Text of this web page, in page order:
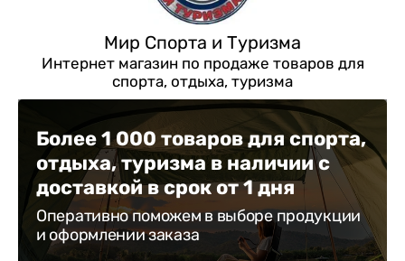
Мир Спорта и Туризма
Интернет магазин по продаже товаров для
спорта, отдыха, туризма
Более 1 000 товаров для спорта,
отдыха, туризма в наличии с
доставкой в срок от 1 дня
Оперативно поможем в выборе продукции
и оформлении заказа